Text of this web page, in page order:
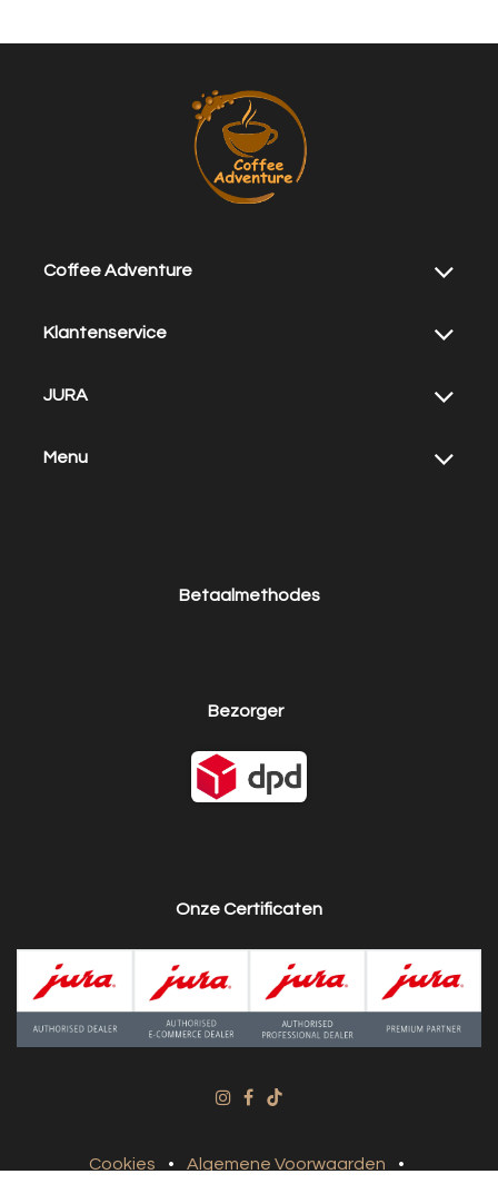
Coffee Adventure
Klantenservice
JURA
Menu
Onze Certificaten
Betaalmethodes
Bezorger
Cookies • Algemene Voorwaarden
•